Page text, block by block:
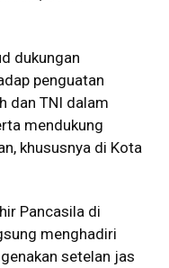
dukungan
penguatan
dan TNI dalam
mendukung
khususnya di Kota
Pancasila di
menghadiri
setelan jas